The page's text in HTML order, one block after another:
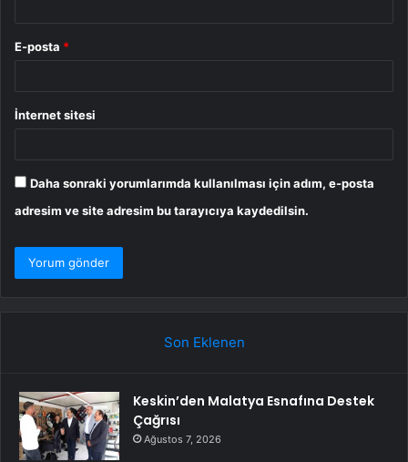
E-posta *
İnternet sitesi
Daha sonraki yorumlarımda kullanılması için adım, e-posta
adresim ve site adresim bu tarayıcıya kaydedilsin.
Son Eklenen
Keskin’den Malatya Esnafına Destek
Çağrısı
Ağustos 7, 2026